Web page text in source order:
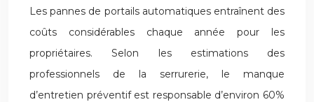
Les pannes de portails automatiques entraînent des
coûts considérables chaque année pour les
propriétaires. Selon les estimations des
professionnels de la serrurerie, le manque
d’entretien préventif est responsable d’environ 60%